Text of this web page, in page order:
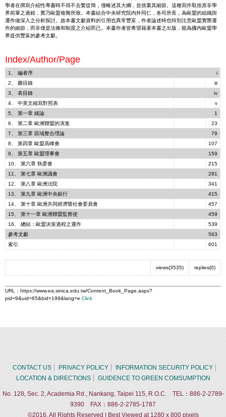
學者在撰寫介紹性專書時不得不去繁從簡，僅略述其大綱，並捨棄其細節。這種寫作取捨原非學
界前輩之過錯，實乃歐盟複雜所致。本書結合中央研究院內外同仁，各司所長，為歐盟的組織與
運作做深入之分析探討。故本書文獻資料的引用也異常豐富，作者論述時也特別注意歐盟實際運
作的細節，而非僅是法條和制度之介紹而已。本書作者皆希望藉著本書之出版，能為國內歐盟學
界提供豐富的參考文獻。
Index/Author/Page
1、 編者序
i
2、 圖目錄
iii
3、 表目錄
iv
4、 中英文縮寫對照表
v
5、 第一章 緒論
1
6、 第二章 歐洲聯盟的演進
23
7、 第三章 區域整合理論
79
8、 第四章 歐盟高峰會
107
9、 第五章 歐盟理事會
159
10、 第六章 執委會
215
11、 第七章 歐洲議會
281
12、 第八章 歐洲法院
341
13、 第九章 歐洲中央銀行
415
14、 第十章 歐洲共同經濟暨社會委員會
457
15、 第十一章 歐洲聯盟監察使
459
16、 總結：歐盟決策過程之運作
539
參考文獻
563
索引
601
replies(0)
views(3535)
URL：https://www.ea.sinica.edu.tw/Content_Book_Page.aspx?
pid=9&uid=65&bid=199&lang=e Click
CONTACT US PRIVACY POLICY
INFORMATION SECURITY POLICY
LOCATION & DIRECTIONS
GUIDENCE TO GREEN COMSUMPTION
No. 128, Sec. 2, Academia Rd., Nankang, Taipei 115, R.O.C. TEL：886-2-2789-
9390 FAX：886-2-2785-1787
©2016, All Rights Reserved | Best Viewed at 1280 x 800 pixels